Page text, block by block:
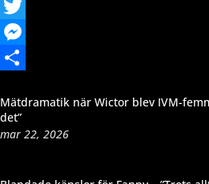
Facebook
Twitter
Messenger
Mätdramatik när Wictor blev IVM-
det”
mar 22, 2026